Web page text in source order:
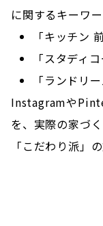
に関するキーワー
「キッチン
「スタディ
「ランドリ
Instagramや
を、実際の家づ
「こだわり派」